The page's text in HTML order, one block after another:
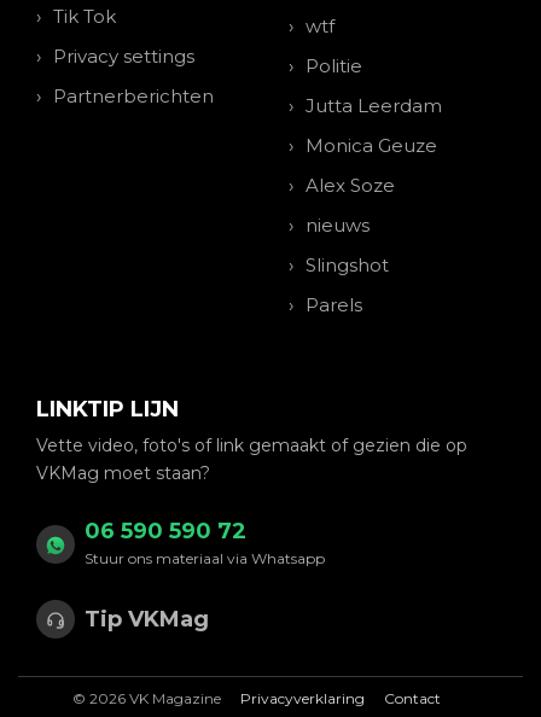
Tik Tok
Privacy settings
Partnerberichten
wtf
Politie
Jutta Leerdam
Monica Geuze
Alex Soze
nieuws
Slingshot
Parels
LINKTIP LIJN
Vette video, foto's of link gemaakt of gezien die op
VKMag moet staan?
06 590 590 72
Stuur ons materiaal via Whatsapp
Tip VKMag
© 2026 VK Magazine Privacyverklaring
Contact